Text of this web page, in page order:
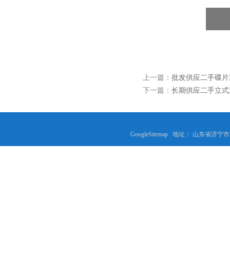
上一篇： 批发供应二手碟
下一篇： 长期供应二手立
GoogleSitemap 地址： 山东省济宁